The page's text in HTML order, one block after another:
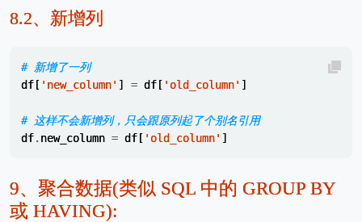
8.2、 新增列
# 新增了一列
df[ 'new_column' ] = df[ 'old_column' ]
# 这样不会新增列，只会跟原列起了个别名引用
df. new_column = df[ 'old_column' ]
9、 聚合数据(类似 SQL 中的 GROUP BY
或 HAVING):